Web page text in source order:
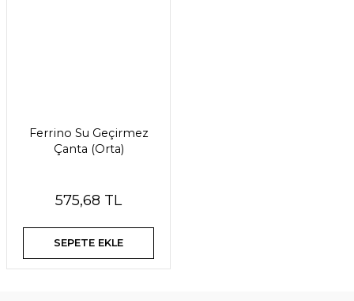
Ferrino Su Geçirmez
Çanta (Orta)
575,68 TL
SEPETE EKLE